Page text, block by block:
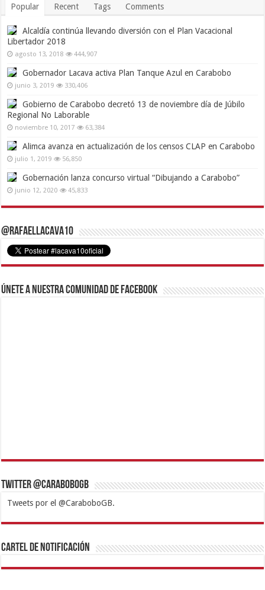
Popular Recent Tags Comments
Alcaldía continúa llevando diversión con el Plan Vacacional
Libertador 2018
agosto 13, 2018 444,907
Gobernador Lacava activa Plan Tanque Azul en Carabobo
junio 3, 2019 330,406
Gobierno de Carabobo decretó 13 de noviembre día de Júbilo
Regional No Laborable
noviembre 10, 2017 63,384
Alimca avanza en actualización de los censos CLAP en Carabobo
julio 1, 2019 56,850
Gobernación lanza concurso virtual “Dibujando a Carabobo”
junio 12, 2020 45,833
@RafaelLacava10
Únete a nuestra comunidad de Facebook
Twitter @CaraboboGB
Tweets por el @CaraboboGB.
1xbetBetturkeyBetistKralbetSupertotobetTipobetMatadorbetMariobet
https://mvbcasino.com/
Cartel de Notificación